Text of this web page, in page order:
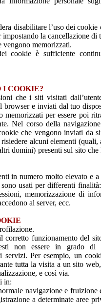
disabilitare l’uso dei cookie
la cancellazione di
vengono memorizzati.
cookie è sufficiente
I COOKIE?
che i siti visitati
browser e inviati dal tuo
per essere poi
Nel corso della
che vengono inviati da
alcuni elementi (quali,
domini) presenti sul sito che
in numero molto elevato e a
usati per differenti
memorizzazione di
al server, ecc.
corretto funzionamento del
non essere in grado di
servizi. Per esempio, un
tutta la visita a un sito
e così via.
in:
navigazione e fruizione
a determinate aree